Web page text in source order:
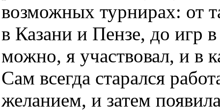
возможных турнирах: от
в Казани и Пензе, до игр
можно, я участвовал, и в
Сам всегда старался
желанием, и затем